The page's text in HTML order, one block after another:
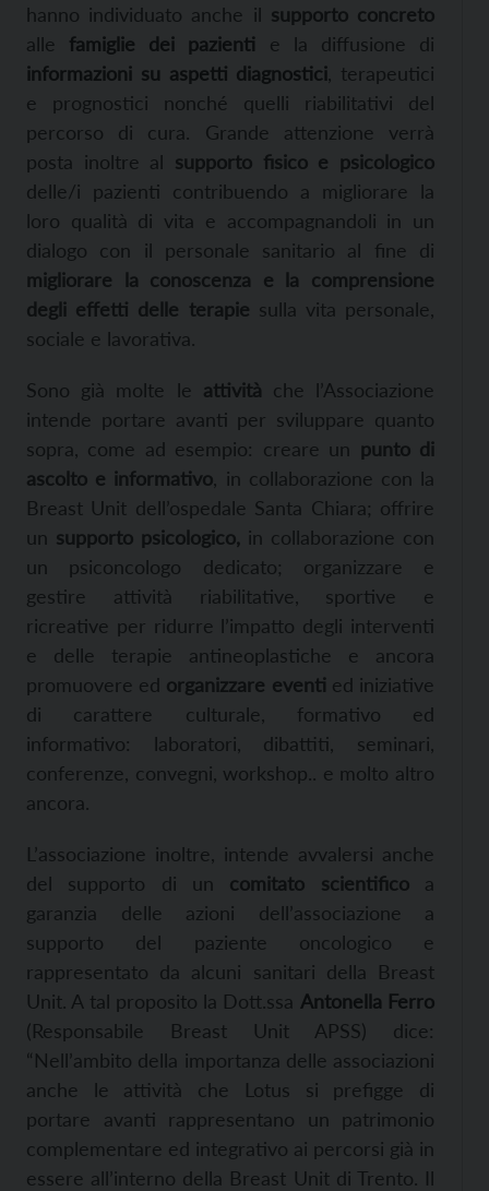
hanno individuato anche il supporto concreto
alle famiglie dei pazienti e la diffusione di
informazioni su aspetti diagnostici , terapeutici
e prognostici nonché quelli riabilitativi del
percorso di cura. Grande attenzione verrà
posta inoltre al supporto fisico e psicologico
delle/i pazienti contribuendo a migliorare la
loro qualità di vita e accompagnandoli in un
dialogo con il personale sanitario al fine di
migliorare la conoscenza e la comprensione
degli effetti delle terapie sulla vita personale,
sociale e lavorativa.
Sono già molte le attività che l’Associazione
intende portare avanti per sviluppare quanto
sopra, come ad esempio: creare un punto di
ascolto e informativo , in collaborazione con la
Breast Unit dell’ospedale Santa Chiara; offrire
un supporto psicologico, in collaborazione con
un psiconcologo dedicato; organizzare e
gestire attività riabilitative, sportive e
ricreative per ridurre l’impatto degli interventi
e delle terapie antineoplastiche e ancora
promuovere ed organizzare eventi ed iniziative
di carattere culturale, formativo ed
informativo: laboratori, dibattiti, seminari,
conferenze, convegni, workshop.. e molto altro
ancora.
L’associazione inoltre, intende avvalersi anche
del supporto di un comitato scientifico a
garanzia delle azioni dell’associazione a
supporto del paziente oncologico e
rappresentato da alcuni sanitari della Breast
Unit. A tal proposito la Dott.ssa Antonella Ferro
(Responsabile Breast Unit APSS) dice:
“Nell’ambito della importanza delle associazioni
anche le attività che Lotus si prefigge di
portare avanti rappresentano un patrimonio
complementare ed integrativo ai percorsi già in
essere all’interno della Breast Unit di Trento. Il